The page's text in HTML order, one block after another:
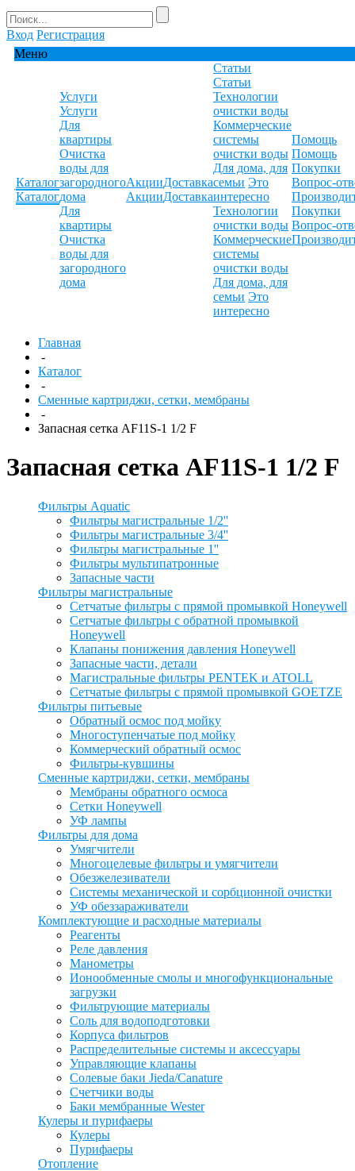
Вход Регистрация
Меню
Каталог
Каталог
Услуги
Услуги
Для
квартиры
Очистка
воды для
загородного
дома
Для
квартиры
Очистка
воды для
загородного
дома
Акции
Акции
Доставка
Доставка
Статьи
Статьи
Технологии
очистки воды
Коммерческие
системы
очистки воды
Для дома, для
семьи Это
интересно
Технологии
очистки воды
Коммерческие
системы
очистки воды
Для дома, для
семьи Это
интересно
Помощь
Помощь
Покупки
Вопрос-
Покупки
Вопрос-
Главная
-
Каталог
-
Сменные картриджи, сетки, мембраны
-
Запасная сетка AF11S-1 1/2 F
Запасная сетка AF11S-1 1/2 F
Фильтры Aquatic
Фильтры магистральные 1/2''
Фильтры магистральные 3/4''
Фильтры магистральные 1''
Фильтры мультипатронные
Запасные части
Фильтры магистральные
Сетчатые фильтры с прямой промывкой Honeywell
Сетчатые фильтры с обратной промывкой
Honeywell
Клапаны понижения давления Honeywell
Запасные части, детали
Магистральные фильтры PENTEK и ATOLL
Сетчатые фильтры с прямой промывкой GOETZE
Фильтры питьевые
Обратный осмос под мойку
Многоступенчатые под мойку
Коммерческий обратный осмос
Фильтры-кувшины
Сменные картриджи, сетки, мембраны
Мембраны обратного осмоса
Сетки Honeywell
УФ лампы
Фильтры для дома
Умягчители
Многоцелевые фильтры и умягчители
Обезжелезиватели
Системы механической и сорбционной очистки
УФ обеззараживатели
Комплектующие и расходные материалы
Реагенты
Реле давления
Манометры
Ионообменные смолы и многофункциональные
загрузки
Фильтрующие материалы
Соль для водоподготовки
Корпуса фильтров
Распределительные системы и аксессуары
Управляющие клапаны
Солевые баки Jieda/Canature
Счетчики воды
Баки мембранные Wester
Кулеры и пурифаеры
Кулеры
Пурифаеры
Отопление